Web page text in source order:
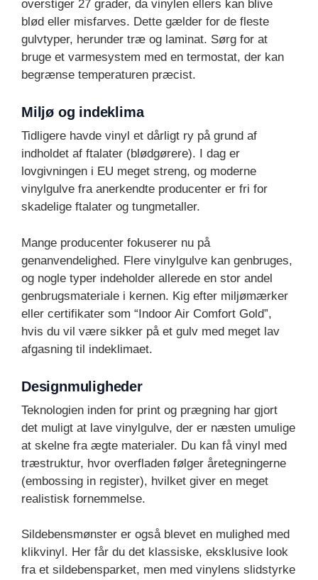
overstiger 27 grader, da vinylen ellers kan blive
blød eller misfarves. Dette gælder for de fleste
gulvtyper, herunder træ og laminat. Sørg for at
bruge et varmesystem med en termostat, der kan
begrænse temperaturen præcist.
Miljø og indeklima
Tidligere havde vinyl et dårligt ry på grund af
indholdet af ftalater (blødgørere). I dag er
lovgivningen i EU meget streng, og moderne
vinylgulve fra anerkendte producenter er fri for
skadelige ftalater og tungmetaller.
Mange producenter fokuserer nu på
genanvendelighed. Flere vinylgulve kan genbruges,
og nogle typer indeholder allerede en stor andel
genbrugsmateriale i kernen. Kig efter miljømærker
eller certifikater som “Indoor Air Comfort Gold”,
hvis du vil være sikker på et gulv med meget lav
afgasning til indeklimaet.
Designmuligheder
Teknologien inden for print og prægning har gjort
det muligt at lave vinylgulve, der er næsten umulige
at skelne fra ægte materialer. Du kan få vinyl med
træstruktur, hvor overfladen følger åretegningerne
(embossing in register), hvilket giver en meget
realistisk fornemmelse.
Sildebensmønster er også blevet en mulighed med
klikvinyl. Her får du det klassiske, eksklusive look
fra et sildebensparket, men med vinylens slidstyrke